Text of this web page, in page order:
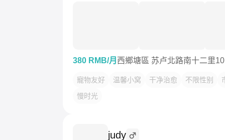
380 RMB/月 西鄉塘區 苏卢北路南十二里
寵物友好 温馨小窝 干净治愈 不限性别
慢时光
judy